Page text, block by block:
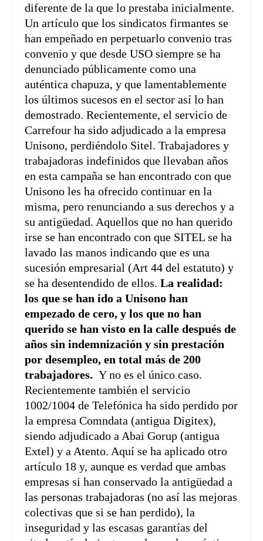
diferente de la que lo prestaba inicialmente.
Un artículo que los sindicatos firmantes se
han empeñado en perpetuarlo convenio tras
convenio y que desde USO siempre se ha
denunciado públicamente como una
auténtica chapuza, y que lamentablemente
los últimos sucesos en el sector así lo han
demostrado. Recientemente, el servicio de
Carrefour ha sido adjudicado a la empresa
Unisono, perdiéndolo Sitel. Trabajadores y
trabajadoras indefinidos que llevaban años
en esta campaña se han encontrado con que
Unisono les ha ofrecido continuar en la
misma, pero renunciando a sus derechos y a
su antigüedad. Aquellos que no han querido
irse se han encontrado con que SITEL se ha
lavado las manos indicando que es una
sucesión empresarial (Art 44 del estatuto) y
se ha desentendido de ellos.La realidad:
los que se han ido a Unisono han
empezado de cero, y los que no han
querido se han visto en la calle después de
años sin indemnización y sin prestación
por desempleo, en total más de 200
trabajadores. Y no es el único caso.
Recientemente también el servicio
1002/1004 de Telefónica ha sido perdido por
la empresa Comndata (antigua Digitex),
siendo adjudicado a Abai Gorup (antigua
Extel) y a Atento. Aquí se ha aplicado otro
artículo 18 y, aunque es verdad que ambas
empresas si han conservado la antigüedad a
las personas trabajadoras (no así las mejoras
colectivas que si se han perdido), la
inseguridad y las escasas garantías del